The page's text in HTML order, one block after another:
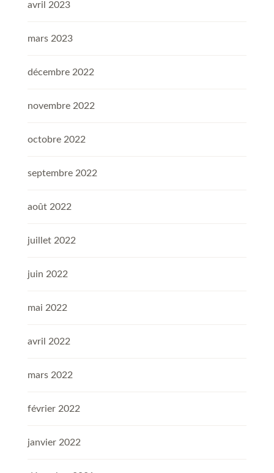
avril 2023
mars 2023
décembre 2022
novembre 2022
octobre 2022
septembre 2022
août 2022
juillet 2022
juin 2022
mai 2022
avril 2022
mars 2022
février 2022
janvier 2022